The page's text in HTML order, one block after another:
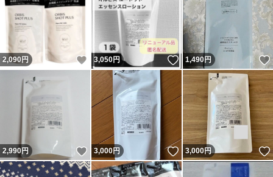
2,090円 いいね！
3,050円 いいね！
1,490円
2,990円 いいね！
3,000円 いいね！
3,000円